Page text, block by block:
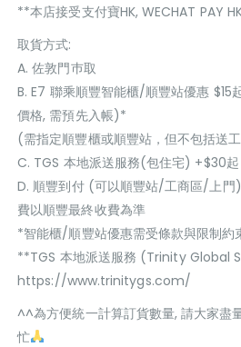
**本店接受支付寶HK, WECHAT PAY
取貨方式:
A. 佐敦門巿取
B. E7 聯乘順豐智能櫃/順豐站優惠 $15
價格, 需預先入帳)*
(需指定順豐櫃或順豐站，但不包括送
C. TGS 本地派送服務(包住宅) +$30
D. 順豐到付 (可以順豐站/工商區/上門
費以順豐最終收費為準
*智能櫃/順豐站優惠需受條款與限制約
**TGS 本地派送服務 (Trinity Global
https://www.trinitygs.com/
^^為方便統一計算訂貨數量, 請大家盡
忙